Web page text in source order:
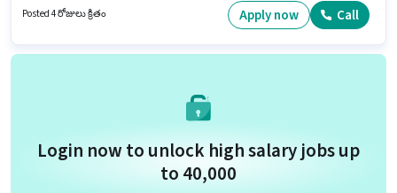
ఉద్యోగం సెక్టర్ 132 నోయిడా, నోయిడా లో ఉంది. ఈ ఉద్యోగం 1 - 6+ ఏళ్లు సంవత్సరాల
అనుభవం ఉన్న వారికి కోసం, నెల జీతం ₹30000 ఉంటుంది.
Posted 4 రోజులు క్రితం Apply now Call
Login now to unlock high salary jobs up
to ₹40,000